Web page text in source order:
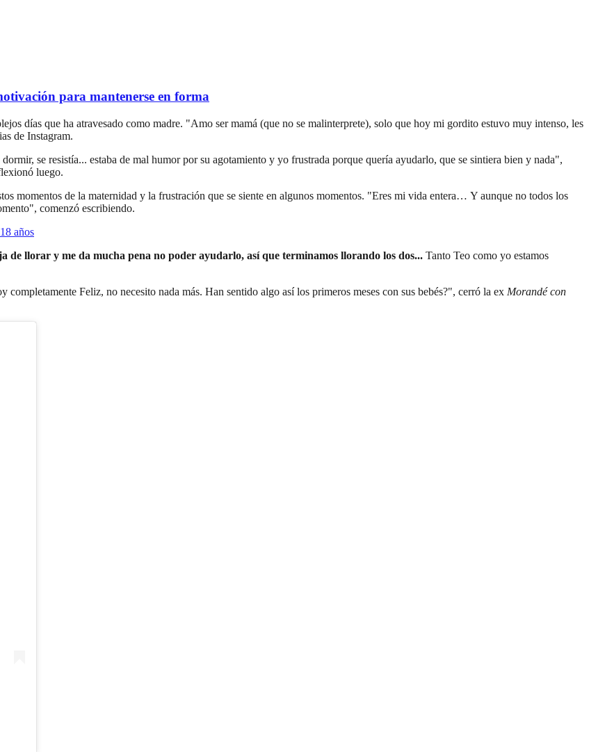
para mantenerse en forma
días que ha atravesado como madre. "Amo ser mamá (que no se malinterprete), solo que hoy mi gordito estuvo muy intenso, les
de Instagram.
se resistía... estaba de mal humor por su agotamiento y yo frustrada porque quería ayudarlo, que se sintiera bien y nada",
luego.
momentos de la maternidad y la frustración que se siente en algunos momentos. "Eres mi vida entera… Y aunque no todos los
comenzó escribiendo.
años
de llorar y me da mucha pena no poder ayudarlo, así que terminamos llorando los dos... Tanto Teo como yo estamos
completamente Feliz, no necesito nada más. Han sentido algo así los primeros meses con sus bebés?", cerró la ex Morandé con